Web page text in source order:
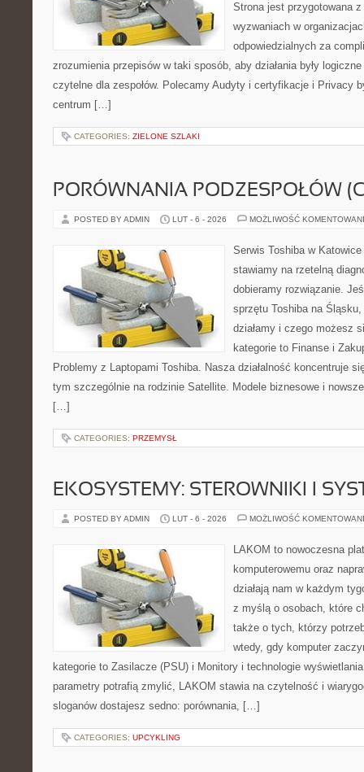
Strona jest przygotowana
wyzwaniach w
odpowiedzialnych za
zrozumienia przepisów w taki sposób, aby działania były
czytelne dla zespołów. Polecamy Audyty i certyfikacje i Privacy
centrum […]
CATEGORIES: ZIELONE SZLAKI
PORÓWNANIA PODZESPOŁÓW
POSTED BY ADMIN LUT - 6 - 2026 MOŻLIWOŚĆ
Serwis Toshiba w
stawiamy na rzetelną
dobieramy rozwiązanie.
sprzętu Toshiba na
działamy i czego możesz
kategorie to Finanse i
Problemy z Laptopami Toshiba. Nasza działalność koncentruje
tym szczególnie na rodzinie Satellite. Modele biznesowe i
[…]
CATEGORIES: PRZEMYSŁ
EKOSYSTEMY: STEROWNIKI I
POSTED BY ADMIN LUT - 6 - 2026 MOŻLIWOŚĆ
LAKOM to nowoczesna
komputerowemu oraz
działają nam w każdym
z myślą o osobach, które
także o tych, którzy
wtedy, gdy komputer
kategorie to Zasilacze (PSU) i Monitory i technologie
parametry potrafią zmylić, LAKOM stawia na czytelność i
sloganów dostajesz sedno: porównania, […]
CATEGORIES: UPCYKLING